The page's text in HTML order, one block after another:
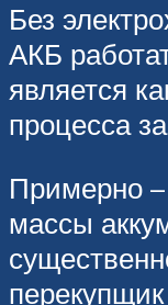
Без
АКБ
является
процесса
Примерно
массы